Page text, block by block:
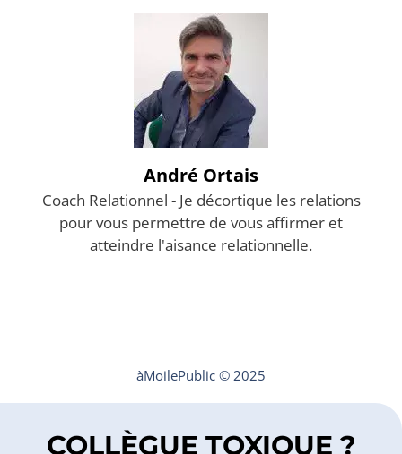
André Ortais
Coach Relationnel - Je décortique les relations
pour vous permettre de vous affirmer et
atteindre l'aisance relationnelle.
àMoilePublic © 2025
COLLÈGUE TOXIQUE ?